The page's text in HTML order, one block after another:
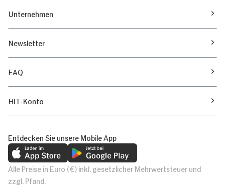
Unternehmen
Newsletter
FAQ
HIT-Konto
Entdecken Sie unsere Mobile App
Alle Preise in Euro (€) inkl. gesetzlicher Mehrwertsteuer und
zzgl. Pfand.